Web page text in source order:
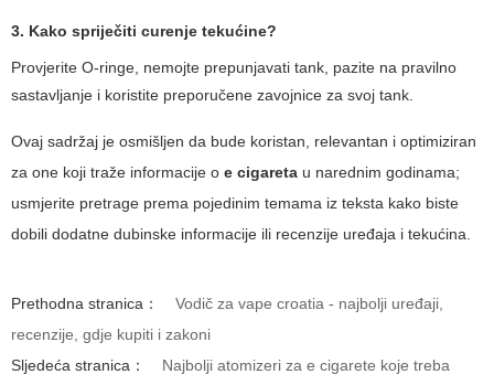
3. Kako spriječiti curenje tekućine?
Provjerite O-ringe, nemojte prepunjavati tank, pazite na pravilno
sastavljanje i koristite preporučene zavojnice za svoj tank.
Ovaj sadržaj je osmišljen da bude koristan, relevantan i optimiziran
za one koji traže informacije o e cigareta u narednim godinama;
usmjerite pretrage prema pojedinim temama iz teksta kako biste
dobili dodatne dubinske informacije ili recenzije uređaja i tekućina.
Prethodna stranica：
Vodič za vape croatia - najbolji uređaji,
recenzije, gdje kupiti i zakoni
Sljedeća stranica：
Najbolji atomizeri za e cigarete koje treba